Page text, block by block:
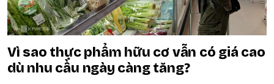
Vì sao thực phẩm hữu cơ vẫn có giá cao
dù nhu cầu ngày càng tăng?